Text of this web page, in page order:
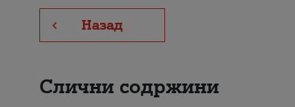
Назад
Слични содржини